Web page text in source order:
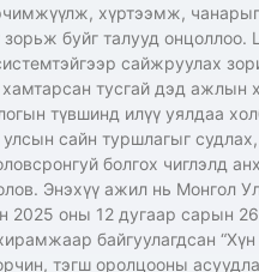
хүртээмж,
буйг талууд
сайжруулах
хамтарсан тусгай дэд ажлын
түвшинд илүү уялдаа
сайн туршлагыг
болгох чиглэлд
Энэхүү ажил нь Монгол
2025 оны 12 дугаар сарын
байгуулагдсан “Хүн
тэгш оролцооны